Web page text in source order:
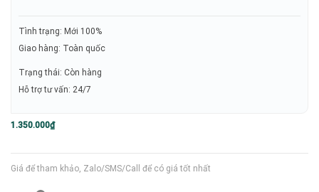
Tình trạng: Mới 100%
Giao hàng: Toàn quốc
Trạng thái: Còn hàng
Hỗ trợ tư vấn: 24/7
1.350.000₫
Giá để tham khảo, Zalo/SMS/Call để có giá tốt nhất